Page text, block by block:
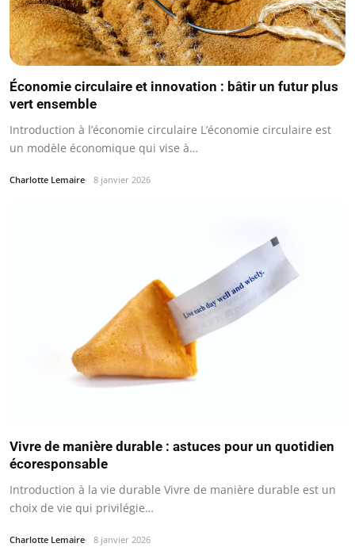
Économie circulaire et innovation : bâtir un futur plus
vert ensemble
Introduction à l’économie circulaire L’économie circulaire est
un modèle économique qui vise à…
Charlotte Lemaire 8 janvier 2026
Vivre de manière durable : astuces pour un quotidien
écoresponsable
Introduction à la vie durable Vivre de manière durable est un
choix de vie qui privilégie…
Charlotte Lemaire 8 janvier 2026